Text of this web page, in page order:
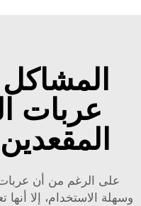
عربات
على الرغم من أن
وسهلة الاستخدام، إلا